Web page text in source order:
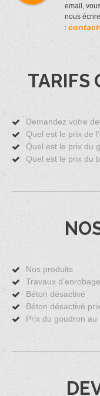
email,
nous
:
TARIFS
Demandez votre
Quel est le prix de
Quel est le prix du
Quel est le prix du
Nos produits
Travaux
Béton désactivé
Béton désactivé
Prix du goudron au